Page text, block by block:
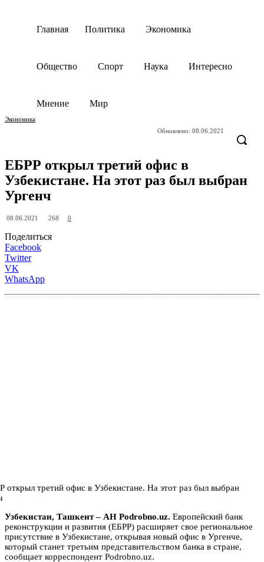
Главная Политика Экономика
Общество Спорт Наука Интересно
Мнение Мир
Экономика
Обновлено: 08.06.2021
ЕБРР открыл третий офис в
Узбекистане. На этот раз был выбран
Ургенч
08.06.2021 268 0
Поделиться
Facebook
Twitter
VK
WhatsApp
Узбекистан, Ташкент – АН Podrobno.uz. Европейский банк
реконструкции и развития (ЕБРР) расширяет свое региональное
присутствие в Узбекистане, открывая новый офис в Ургенче,
который станет третьим представительством банка в стране,
сообщает корреспондент Podrobno.uz.